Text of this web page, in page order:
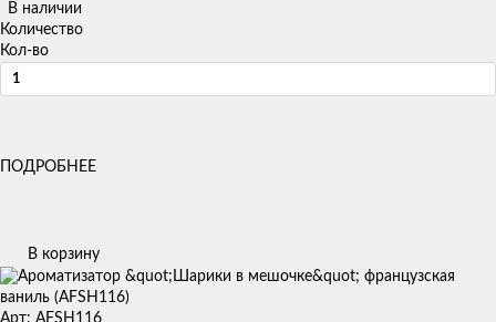
В наличии
Количество
Кол-во
ПОДРОБНЕЕ
В корзину